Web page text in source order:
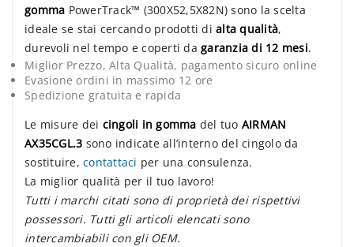
gomma PowerTrack™ (300X52,5X82N) sono la scelta
ideale se stai cercando prodotti di alta qualità,
durevoli nel tempo e coperti da garanzia di 12 mesi.
Miglior Prezzo, Alta Qualità, pagamento sicuro online
Evasione ordini in massimo 12 ore
Spedizione gratuita e rapida
Le misure dei cingoli in gomma del tuo AIRMAN
AX35CGL.3 sono indicate all’interno del cingolo da
sostituire, contattaci per una consulenza.
La miglior qualità per il tuo lavoro!
Tutti i marchi citati sono di proprietà dei rispettivi
possessori. Tutti gli articoli elencati sono
intercambiabili con gli OEM.